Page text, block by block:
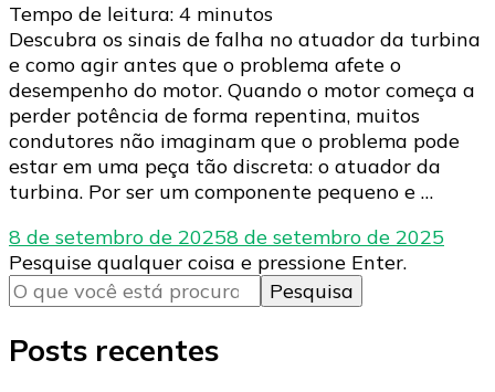
Tempo de leitura: 4 minutos
Descubra os sinais de falha no atuador da turbina
e como agir antes que o problema afete o
desempenho do motor. Quando o motor começa a
perder potência de forma repentina, muitos
condutores não imaginam que o problema pode
estar em uma peça tão discreta: o atuador da
turbina. Por ser um componente pequeno e …
8 de setembro de 20258 de setembro de 2025
Procurando
algo?
Pesquise qualquer coisa e pressione Enter.
Posts recentes